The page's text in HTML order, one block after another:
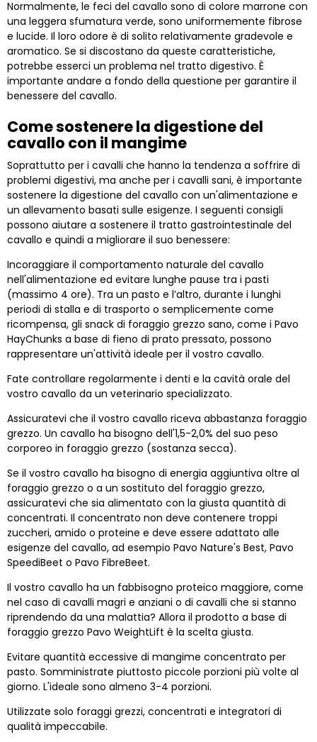
Normalmente, le feci del cavallo sono di colore marrone con
una leggera sfumatura verde, sono uniformemente fibrose
e lucide. Il loro odore è di solito relativamente gradevole e
aromatico. Se si discostano da queste caratteristiche,
potrebbe esserci un problema nel tratto digestivo. È
importante andare a fondo della questione per garantire il
benessere del cavallo.
Come sostenere la digestione del
cavallo con il mangime
Soprattutto per i cavalli che hanno la tendenza a soffrire di
problemi digestivi, ma anche per i cavalli sani, è importante
sostenere la digestione del cavallo con un'alimentazione e
un allevamento basati sulle esigenze. I seguenti consigli
possono aiutare a sostenere il tratto gastrointestinale del
cavallo e quindi a migliorare il suo benessere:
Incoraggiare il comportamento naturale del cavallo
nell'alimentazione ed evitare lunghe pause tra i pasti
(massimo 4 ore). Tra un pasto e l’altro, durante i lunghi
periodi di stalla e di trasporto o semplicemente come
ricompensa, gli snack di foraggio grezzo sano, come i Pavo
HayChunks a base di fieno di prato pressato, possono
rappresentare un'attività ideale per il vostro cavallo.
Fate controllare regolarmente i denti e la cavità orale del
vostro cavallo da un veterinario specializzato.
Assicuratevi che il vostro cavallo riceva abbastanza foraggio
grezzo. Un cavallo ha bisogno dell'1,5-2,0% del suo peso
corporeo in foraggio grezzo (sostanza secca).
Se il vostro cavallo ha bisogno di energia aggiuntiva oltre al
foraggio grezzo o a un sostituto del foraggio grezzo,
assicuratevi che sia alimentato con la giusta quantità di
concentrati. Il concentrato non deve contenere troppi
zuccheri, amido o proteine e deve essere adattato alle
esigenze del cavallo, ad esempio Pavo Nature's Best, Pavo
SpeediBeet o Pavo FibreBeet.
Il vostro cavallo ha un fabbisogno proteico maggiore, come
nel caso di cavalli magri e anziani o di cavalli che si stanno
riprendendo da una malattia? Allora il prodotto a base di
foraggio grezzo Pavo WeightLift è la scelta giusta.
Evitare quantità eccessive di mangime concentrato per
pasto. Somministrate piuttosto piccole porzioni più volte al
giorno. L'ideale sono almeno 3-4 porzioni.
Utilizzate solo foraggi grezzi, concentrati e integratori di
qualità impeccabile.